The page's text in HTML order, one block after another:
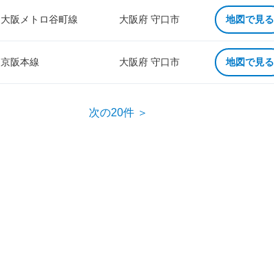
大阪メトロ谷町線 大阪府 守口市 地図で見る
京阪本線 大阪府 守口市 地図で見る
次の20件 ＞